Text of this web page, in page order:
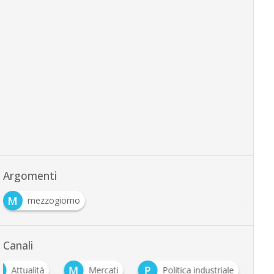
Argomenti
M
mezzogiorno
Canali
Attualità M Mercati P Politica industriale